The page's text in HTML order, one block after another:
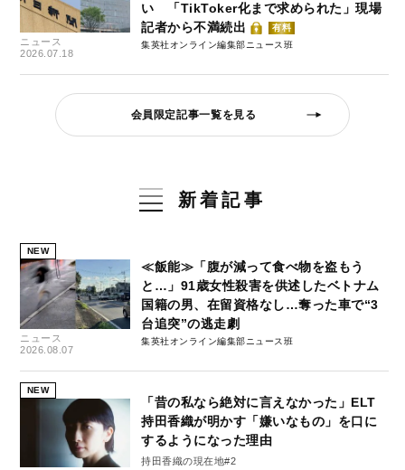
ニュース
2026.07.18
い 「TikToker化まで求められた」現場
記者から不満続出
有料
集英社オンライン編集部ニュース班
会員限定記事一覧を見る
新着記事
NEW
ニュース
2026.08.07
≪飯能≫「腹が減って食べ物を盗もう
と…」91歳女性殺害を供述したベトナム
国籍の男、在留資格なし…奪った車で“3
台追突”の逃走劇
集英社オンライン編集部ニュース班
NEW
「昔の私なら絶対に言えなかった」ELT
持田香織が明かす「嫌いなもの」を口に
するようになった理由
持田香織の現在地#2